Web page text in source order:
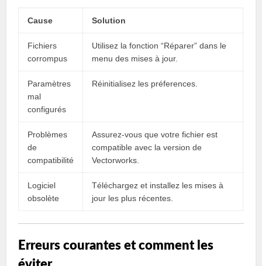
Cause Solution
Fichiers
corrompus
Utilisez la fonction “Réparer” dans le
menu des mises à jour.
Paramètres
mal
configurés
Réinitialisez les préferences.
Problèmes
de
compatibilité
Assurez-vous que votre fichier est
compatible avec la version de
Vectorworks.
Logiciel
obsolète
Téléchargez et installez les mises à
jour les plus récentes.
Erreurs courantes et comment les